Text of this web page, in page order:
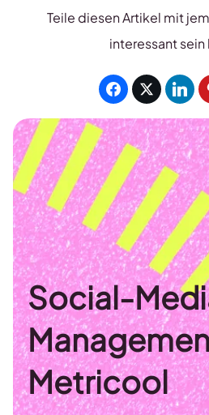
Teile diesen Artikel mit
interessant sein
Social-
Metricool